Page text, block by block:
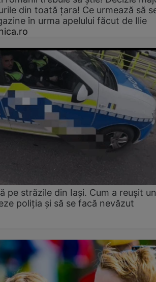
din toată țara! Ce urmează să
în urma apelului făcut de Ilie
pe străzile din Iași. Cum a reușit un
poliția și să se facă nevăzut